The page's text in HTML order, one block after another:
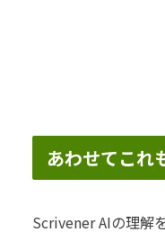
あわせてこれ
Scrivener AIの理解